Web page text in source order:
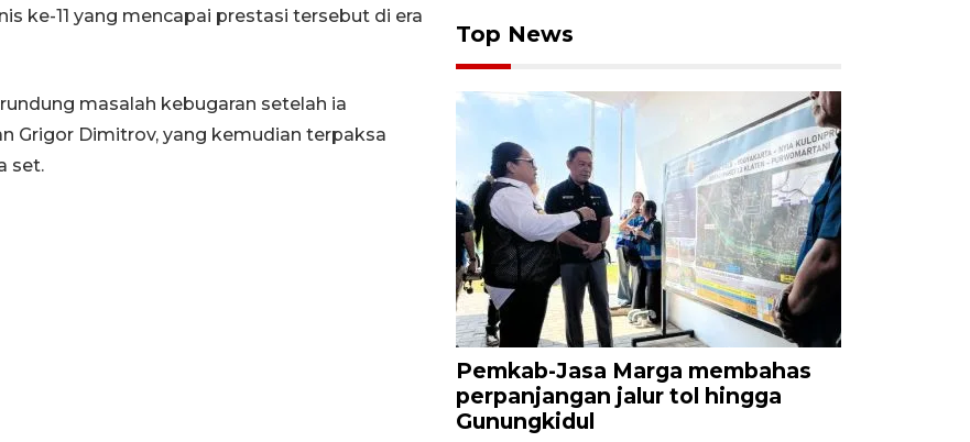
ke-11 yang mencapai prestasi tersebut di era
masalah kebugaran setelah ia
Grigor Dimitrov, yang kemudian terpaksa
set.
Top News
Pemkab-Jasa Marga membahas
perpanjangan jalur tol hingga
Gunungkidul